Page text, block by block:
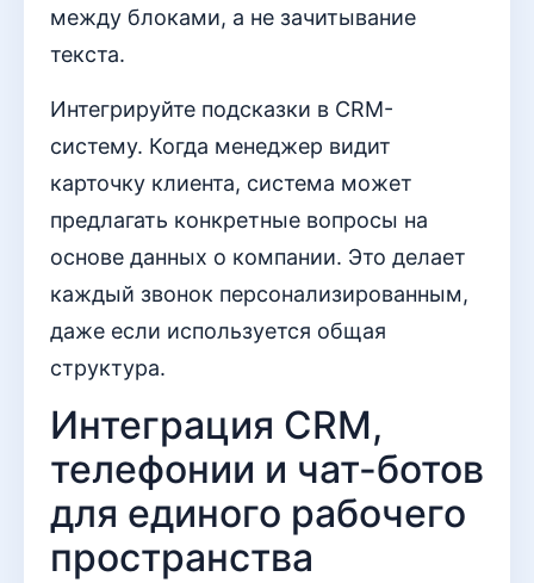
между блоками, а не зачитывание
текста.
Интегрируйте подсказки в CRM-
систему. Когда менеджер видит
карточку клиента, система может
предлагать конкретные вопросы на
основе данных о компании. Это делает
каждый звонок персонализированным,
даже если используется общая
структура.
Интеграция CRM,
телефонии и чат-ботов
для единого рабочего
пространства